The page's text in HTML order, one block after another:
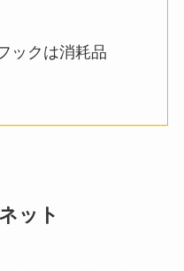
ックは消耗品
ット